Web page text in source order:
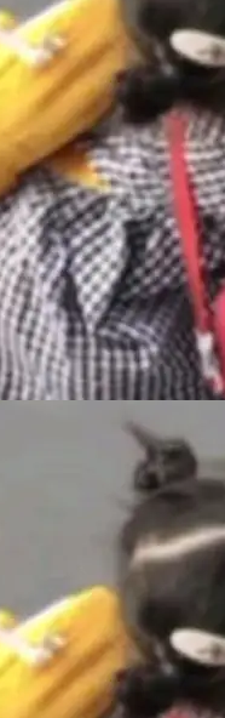
show_
Pri
运行代
的是 Iso
于启动
务可能
启动到
庭，指
果的诉
家挖
律师
篇博
this wro
天记
师 Gabr
午 5:53
封邮
查前苹
公
HUAWE
使
的是，
P
你写
句话让
示：
M
置 > 搜
纪
式发
音视频
特殊之
字，
对于
不陌
十周
的名
媒大学
频、音
示，AI
》报道
商品
任
际支出
该项目
运行长
常。这
时间
访里
，而
底或
。 Dela
中国的
迭代，
"buil
系
工程师
答案几
序写程
智能
全